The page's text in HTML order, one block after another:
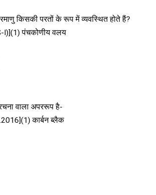
किसकी परतों के रूप में व्यवस्थित होते हैं?
I)](1) पंचकोणीय वलय
वाला अपररूप है-
कार्बन ब्लैक